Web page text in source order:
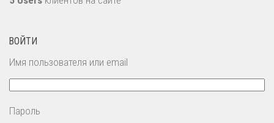
ВОЙТИ
Имя пользователя или email
Пароль